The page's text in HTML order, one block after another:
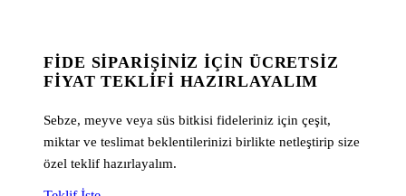
FIDE SIPARIŞINIZ İÇIN ÜCRETSIZ
FIYAT TEKLIFI HAZIRLAYALIM
Sebze, meyve veya süs bitkisi fideleriniz için çeşit,
miktar ve teslimat beklentilerinizi birlikte netleştirip size
özel teklif hazırlayalım.